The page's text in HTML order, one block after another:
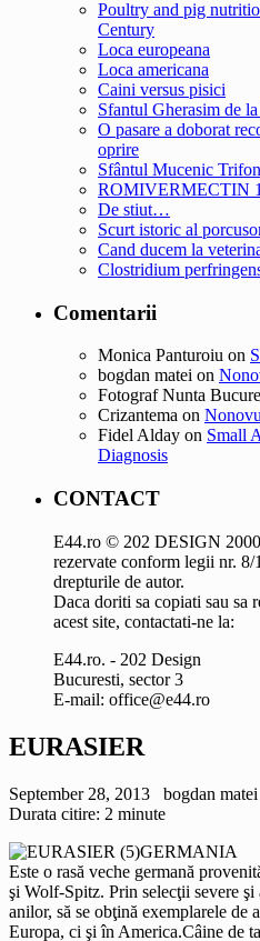
Poultry and pig
Century
Loca europeana
Loca americana
Caini versus pisici
Sfantul Gherasim de
O pasare a doborat
oprire
Sfântul Mucenic
ROMIVERMECTIN
De stiut…
Scurt istoric al
Cand ducem la
Clostridium
Comentarii
Monica Panturoiu on
bogdan matei on
Fotograf Nunta
Crizantema on
Fidel Alday on Small
Diagnosis
CONTACT
E44.ro © 202 DESIGN
rezervate conform legii nr.
drepturile de autor.
Daca doriti sa copiati sau sa
acest site, contactati-ne la:
E44.ro. - 202 Design
Bucuresti, sector 3
E-mail: office@e44.ro
EURASIER
September 28, 2013
bogdan matei
Durata citire: 2 minute
GERMANIA
Este o rasă veche germană
şi Wolf-Spitz. Prin selecţii severe şi
anilor, să se obţină exemplarele de
Europa, ci şi în America.Câine de